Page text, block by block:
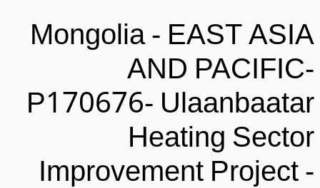
Mongolia - EAST
AND
P170676-
Heating
Improvement Project